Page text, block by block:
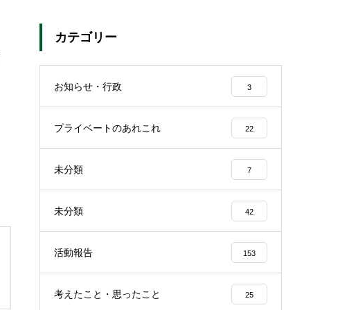
カテゴリー
お知らせ・行政 3
プライベートのあれこれ 22
未分類 7
未分類 42
活動報告 153
考えたこと・思ったこと 25